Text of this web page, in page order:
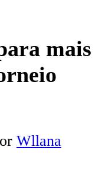
mais
Wllana